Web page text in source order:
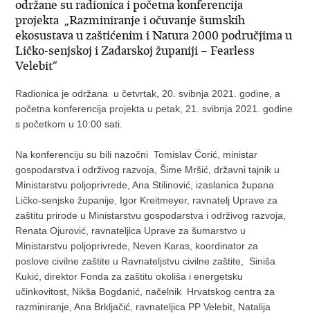
održane su radionica i početna konferencija
projekta „Razminiranje i očuvanje šumskih
ekosustava u zaštićenim i Natura 2000 područjima u
Ličko-senjskoj i Zadarskoj županiji – Fearless
Velebit“
Radionica je održana u četvrtak, 20. svibnja 2021. godine, a
početna konferencija projekta u petak, 21. svibnja 2021. godine
s početkom u 10:00 sati.
Na konferenciju su bili nazočni Tomislav Ćorić, ministar
gospodarstva i održivog razvoja, Šime Mršić, državni tajnik u
Ministarstvu poljoprivrede, Ana Stilinović, izaslanica župana
Ličko-senjske županije, Igor Kreitmeyer, ravnatelj Uprave za
zaštitu prirode u Ministarstvu gospodarstva i održivog razvoja,
Renata Ojurović, ravnateljica Uprave za šumarstvo u
Ministarstvu poljoprivrede, Neven Karas, koordinator za
poslove civilne zaštite u Ravnateljstvu civilne zaštite, Siniša
Kukić, direktor Fonda za zaštitu okoliša i energetsku
učinkovitost, Nikša Bogdanić, načelnik Hrvatskog centra za
razminiranje, Ana Brkljačić, ravnateljica PP Velebit, Natalija